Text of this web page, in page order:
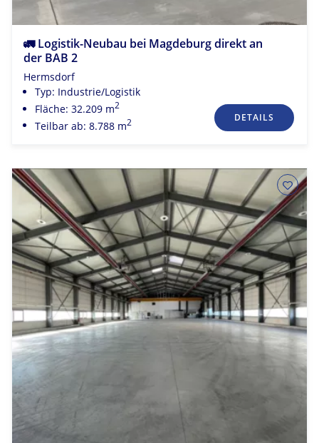
🚛 Logistik-Neubau bei Magdeburg direkt an
der BAB 2
Hermsdorf
Typ: Industrie/Logistik
Fläche: 32.209 m2
Teilbar ab: 8.788 m2 DETAILS